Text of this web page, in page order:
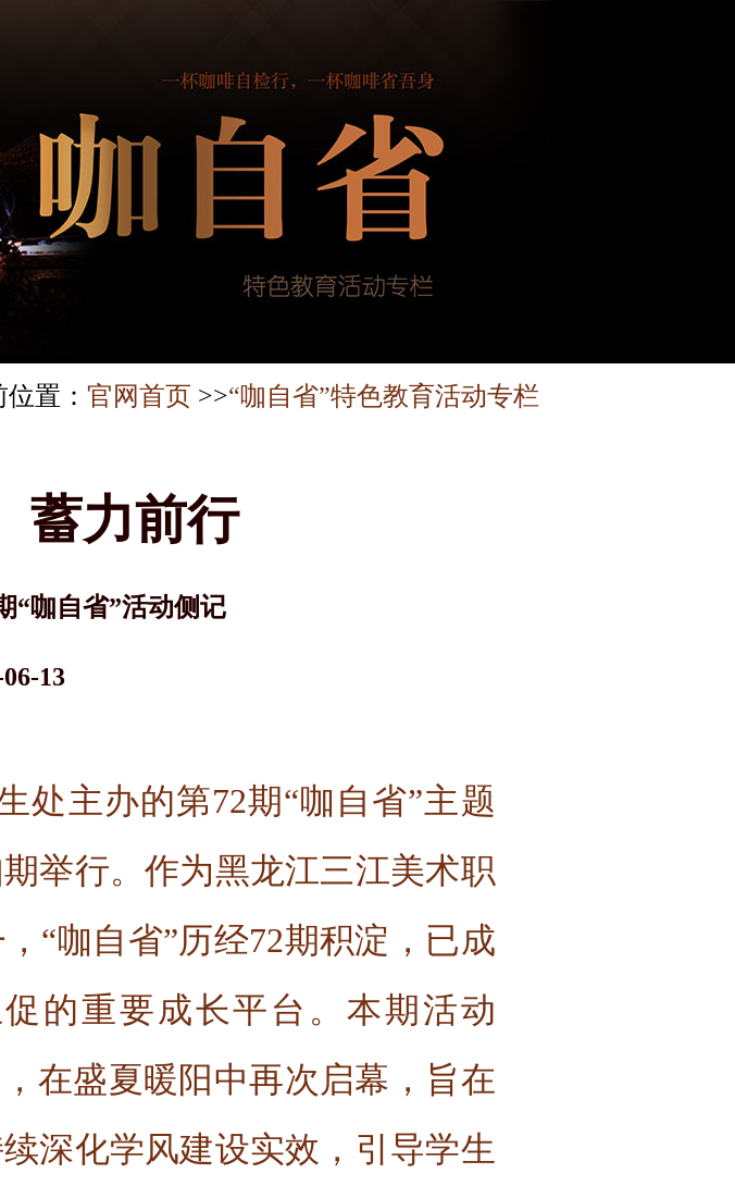
置： 官网首页 >>“咖自省”特色教育活动专栏
力前行
咖自省”活动侧记
13
处主办的第72期“咖自省”主题
举行。作为黑龙江三江美术职
“咖自省”历经72期积淀，已成
的重要成长平台。本期活动
在盛夏暖阳中再次启幕，旨在
深化学风建设实效，引导学生